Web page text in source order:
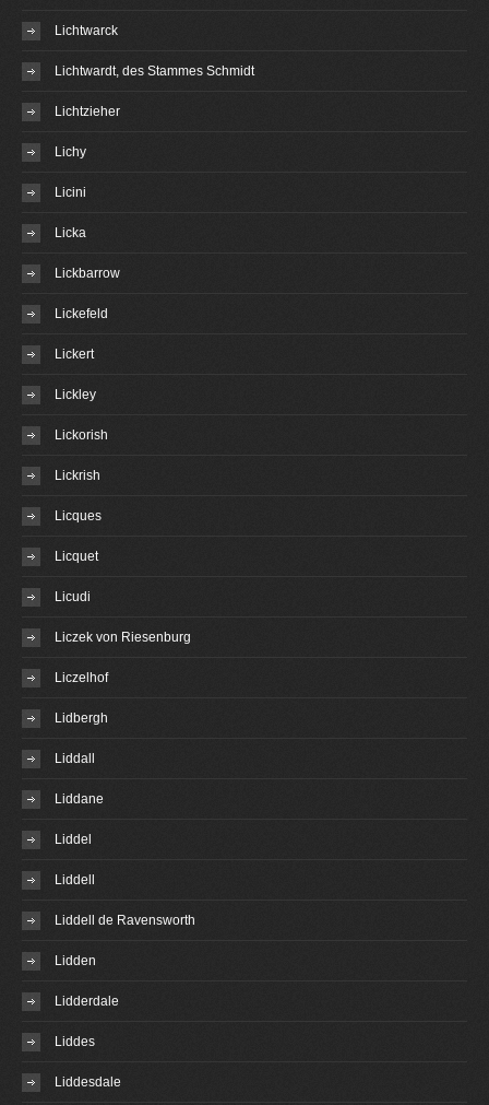
Lichtwarck
Lichtwardt, des Stammes Schmidt
Lichtzieher
Lichy
Licini
Licka
Lickbarrow
Lickefeld
Lickert
Lickley
Lickorish
Lickrish
Licques
Licquet
Licudi
Liczek von Riesenburg
Liczelhof
Lidbergh
Liddall
Liddane
Liddel
Liddell
Liddell de Ravensworth
Lidden
Lidderdale
Liddes
Liddesdale